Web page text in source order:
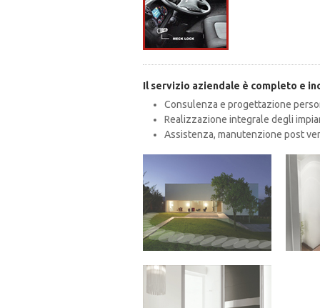
Il servizio aziendale è completo e
Consulenza e progettazione
Realizzazione integrale degli
Assistenza, manutenzione post